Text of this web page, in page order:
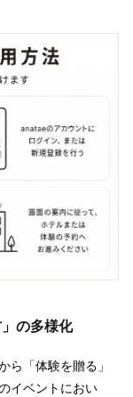
の多様化
ら「体験を贈る」
イベントにおい